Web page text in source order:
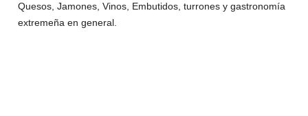
Quesos, Jamones, Vinos, Embutidos, turrones y gastronomía
extremeña en general.